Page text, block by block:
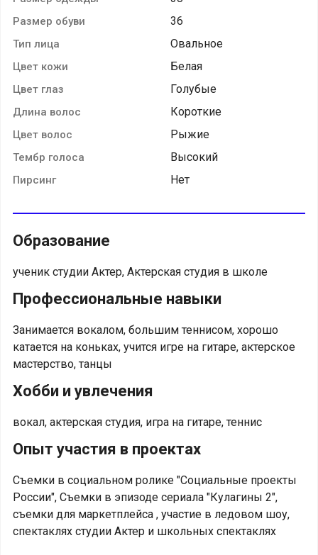
Размер обуви 36
Тип лица Овальное
Цвет кожи Белая
Цвет глаз Голубые
Длина волос Короткие
Цвет волос Рыжие
Тембр голоса Высокий
Пирсинг Нет
Образование
ученик студии Актер, Актерская студия в школе
Профессиональные навыки
Занимается вокалом, большим теннисом, хорошо
катается на коньках, учится игре на гитаре, актерское
мастерство, танцы
Хобби и увлечения
вокал, актерская студия, игра на гитаре, теннис
Опыт участия в проектах
Съемки в социальном ролике "Социальные проекты
России", Съемки в эпизоде сериала "Кулагины 2",
съемки для маркетплейса , участие в ледовом шоу,
спектаклях студии Актер и школьных спектаклях